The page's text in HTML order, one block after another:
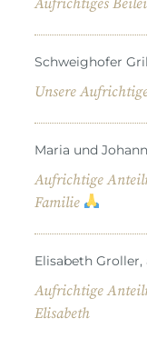
Schweighofer
Unsere
Maria und
Aufrichtige
Familie
Elisabeth Groller,
Aufrichtige
Elisabeth